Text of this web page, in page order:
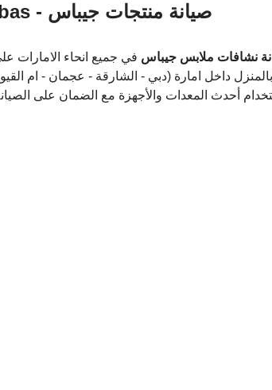
Gibas - صيانة منتجات جيباس
نشافات ملابس جيباس في جميع انحاء الامارات
بالمنزل داخل امارة (دبي - الشارقة - عجمان - ام
أحدث المعدات والأجهزة مع الضمان على